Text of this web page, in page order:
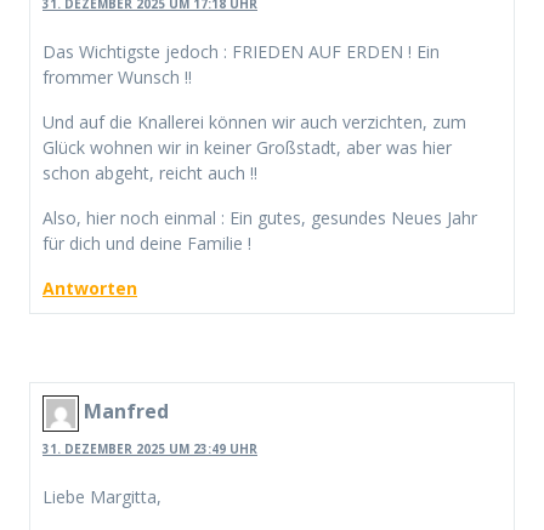
31. DEZEMBER 2025 UM 17:18 UHR
Das Wichtigste jedoch : FRIEDEN AUF ERDEN ! Ein
frommer Wunsch !!
Und auf die Knallerei können wir auch verzichten, zum
Glück wohnen wir in keiner Großstadt, aber was hier
schon abgeht, reicht auch !!
Also, hier noch einmal : Ein gutes, gesundes Neues Jahr
für dich und deine Familie !
Antworten
Manfred
31. DEZEMBER 2025 UM 23:49 UHR
Liebe Margitta,